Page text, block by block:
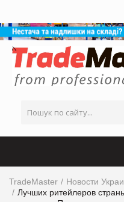
TradeMaster
Новости
Лучших ритейлеров